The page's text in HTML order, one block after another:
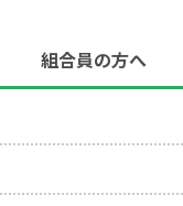
組合員の方へ